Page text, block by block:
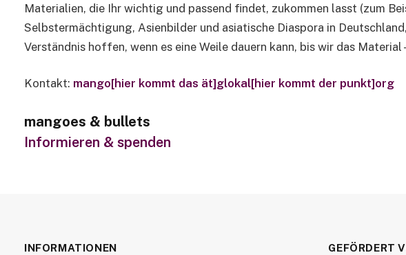
Materialien, die Ihr wichtig und passend findet, zukommen lasst (zum
Selbstermächtigung, Asienbilder und asiatische Diaspora in
Verständnis hoffen, wenn es eine Weile dauern kann, bis wir das
Kontakt: mango[hier kommt das ät]glokal[hier kommt der punkt]org
mangoes & bullets
Informieren & spenden
INFORMATIONEN GEFÖRDERT